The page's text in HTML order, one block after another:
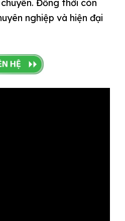
Đồng thời còn
nghiệp và hiện đại